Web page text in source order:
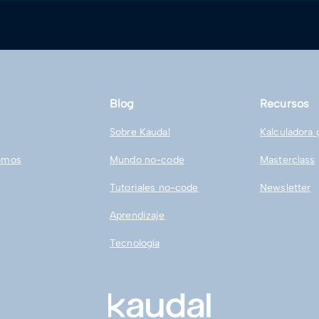
Blog
Sobre Kaudal
Mundo no-code
Tutoriales no-code
Recursos
Kalculadora
Masterclass
Newsletter
Aprendizaje
Tecnología